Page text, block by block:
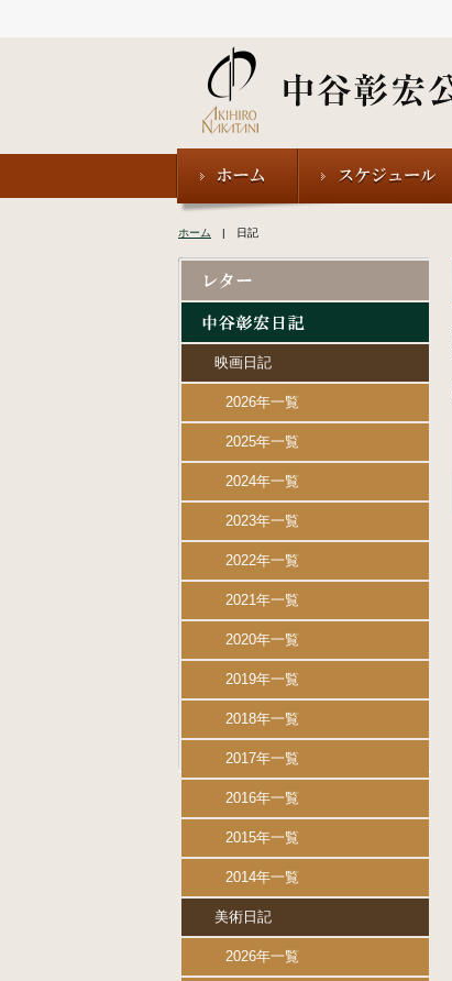
ホーム | 日記
映画日記
2026年一覧
2025年一覧
2024年一覧
2023年一覧
2022年一覧
2021年一覧
2020年一覧
2019年一覧
2018年一覧
2017年一覧
2016年一覧
2015年一覧
2014年一覧
美術日記
2026年一覧